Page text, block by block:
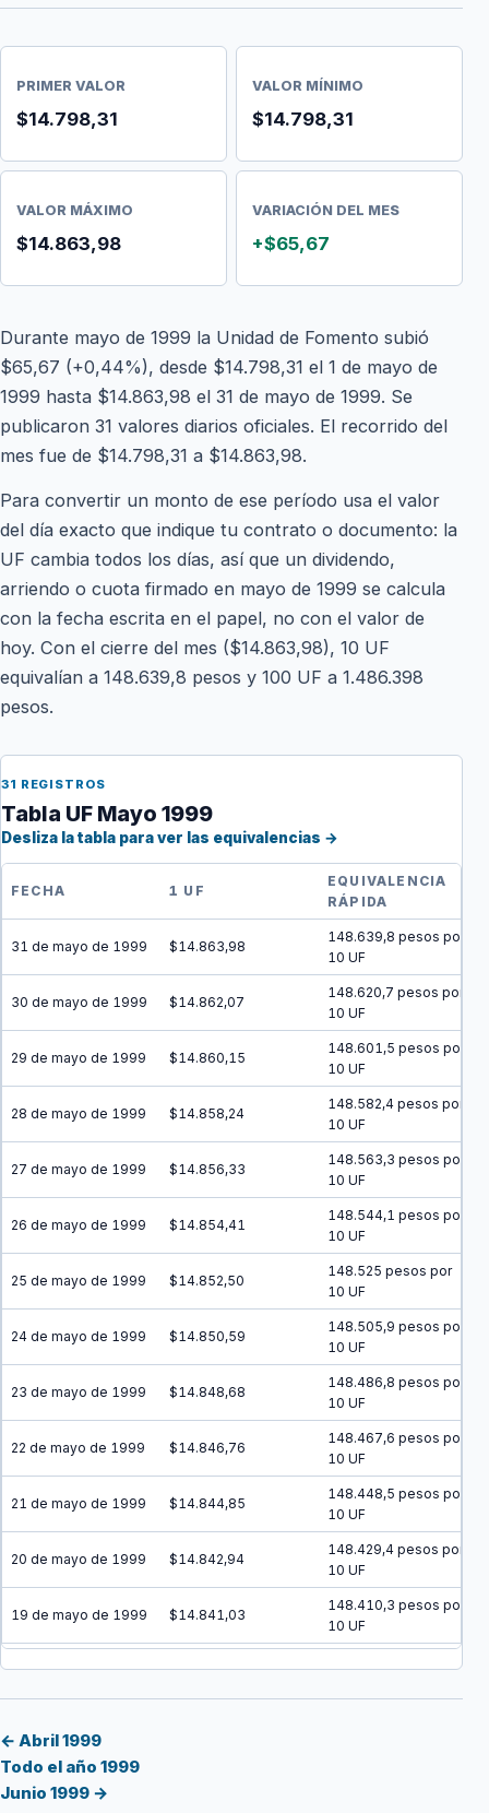
PRIMER VALOR
$14.798,31
VALOR MÍNIMO
$14.798,31
VALOR MÁXIMO
$14.863,98
VARIACIÓN DEL MES
+$65,67
Durante mayo de 1999 la Unidad de Fomento subió
$65,67 (+0,44%), desde $14.798,31 el 1 de mayo de
1999 hasta $14.863,98 el 31 de mayo de 1999. Se
publicaron 31 valores diarios oficiales. El recorrido del
mes fue de $14.798,31 a $14.863,98.
Para convertir un monto de ese período usa el valor
del día exacto que indique tu contrato o documento: la
UF cambia todos los días, así que un dividendo,
arriendo o cuota firmado en mayo de 1999 se calcula
con la fecha escrita en el papel, no con el valor de
hoy. Con el cierre del mes ($14.863,98), 10 UF
equivalían a 148.639,8 pesos y 100 UF a 1.486.398
pesos.
31 REGISTROS
Tabla UF Mayo 1999
Desliza la tabla para ver las equivalencias →
FECHA 1 UF
EQUIVALENCIA
RÁPIDA
31 de mayo de 1999 $14.863,98
148.639,8 pesos por
10 UF
30 de mayo de 1999 $14.862,07
148.620,7 pesos por
10 UF
29 de mayo de 1999 $14.860,15
148.601,5 pesos por
10 UF
28 de mayo de 1999 $14.858,24
148.582,4 pesos por
10 UF
27 de mayo de 1999 $14.856,33
148.563,3 pesos por
10 UF
26 de mayo de 1999 $14.854,41
148.544,1 pesos por
10 UF
25 de mayo de 1999 $14.852,50
148.525 pesos por
10 UF
24 de mayo de 1999 $14.850,59
148.505,9 pesos por
10 UF
23 de mayo de 1999 $14.848,68
148.486,8 pesos por
10 UF
22 de mayo de 1999 $14.846,76
148.467,6 pesos por
10 UF
21 de mayo de 1999 $14.844,85
148.448,5 pesos por
10 UF
20 de mayo de 1999 $14.842,94
148.429,4 pesos por
10 UF
19 de mayo de 1999 $14.841,03
148.410,3 pesos por
10 UF
18 de mayo de 1999 $14.839,12
16 de mayo de 1999
← Abril 1999
Todo el año 1999
Junio 1999 →